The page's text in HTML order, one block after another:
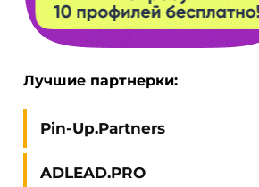
Лучшие партнерки:
Pin-Up.Partners
ADLEAD.PRO